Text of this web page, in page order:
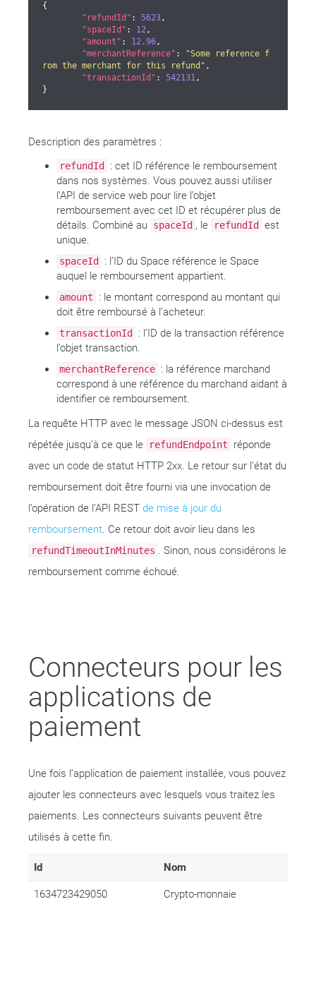
{
"refundId" : 5623,
"spaceId" : 12,
"amount" : 12.96,
"merchantReference" :
"Some reference f
rom the merchant for this refund" ,
"transactionId" : 542131,
}
Description des paramètres :
refundId
: cet ID référence le remboursement
dans nos systèmes. Vous pouvez aussi utiliser
l’API de service web pour lire l’objet
remboursement avec cet ID et récupérer plus de
détails. Combiné au
spaceId , le refundId
est
unique.
spaceId
: l’ID du Space référence le Space
auquel le remboursement appartient.
amount
: le montant correspond au montant qui
doit être remboursé à l’acheteur.
transactionId
: l’ID de la transaction référence
l’objet transaction.
merchantReference : la référence marchand
correspond à une référence du marchand aidant à
identifier ce remboursement.
La requête HTTP avec le message JSON ci-dessus est
répétée jusqu’à ce que le
refundEndpoint
réponde
avec un code de statut HTTP 2xx. Le retour sur l’état du
remboursement doit être fourni via une invocation de
l’opération de l’API REST de mise à jour du
remboursement. Ce retour doit avoir lieu dans les
refundTimeoutInMinutes . Sinon, nous considérons le
remboursement comme échoué.
Connecteurs pour les
applications de
paiement
Une fois l’application de paiement installée, vous pouvez
ajouter les connecteurs avec lesquels vous traitez les
paiements. Les connecteurs suivants peuvent être
utilisés à cette fin.
Id Nom
1634723429050 Crypto-monnaie